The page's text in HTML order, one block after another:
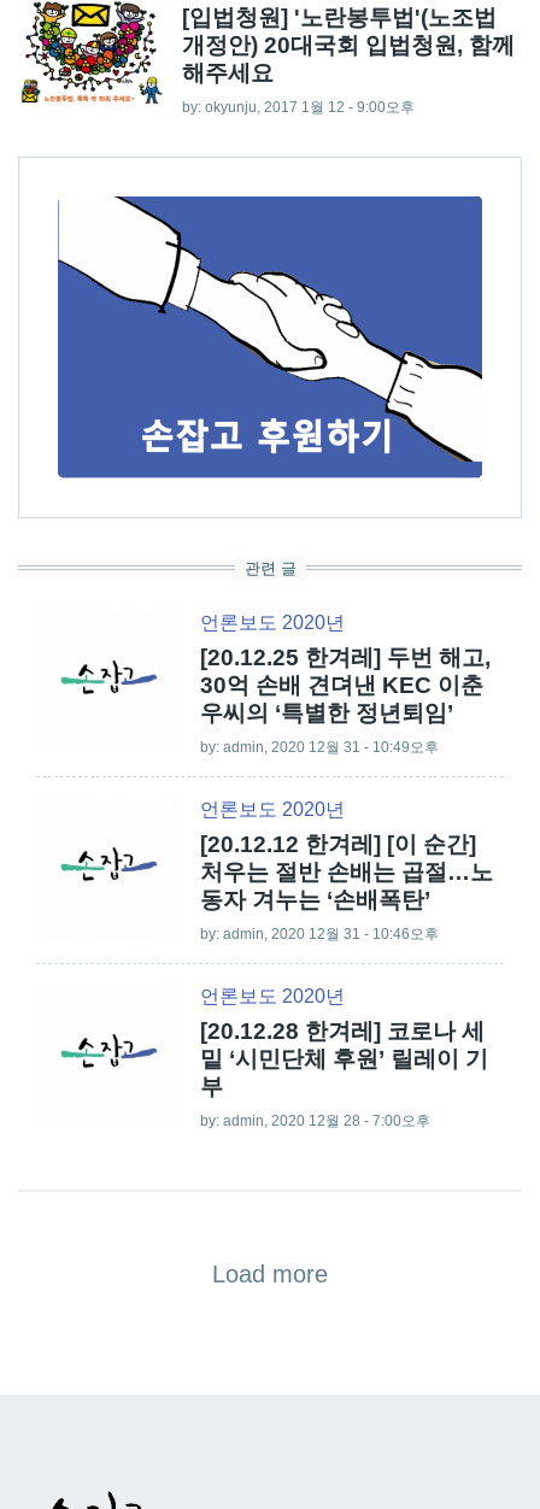
[입법청원] '노란봉투법'(노조법
개정안) 20대국회 입법청원, 함께
해주세요
by: okyunju , 2017 1월 12 - 9:00오후
관련 글
언론보도 2020년
[20.12.25 한겨레] 두번 해고,
30억 손배 견뎌낸 KEC 이춘
우씨의 ‘특별한 정년퇴임’
by: admin, 2020 12월 31 - 10:49오후
언론보도 2020년
[20.12.12 한겨레] [이 순간]
처우는 절반 손배는 곱절…노
동자 겨누는 ‘손배폭탄’
by: admin, 2020 12월 31 - 10:46오후
언론보도 2020년
[20.12.28 한겨레] 코로나 세
밑 ‘시민단체 후원’ 릴레이 기
부
by: admin, 2020 12월 28 - 7:00오후
Load more